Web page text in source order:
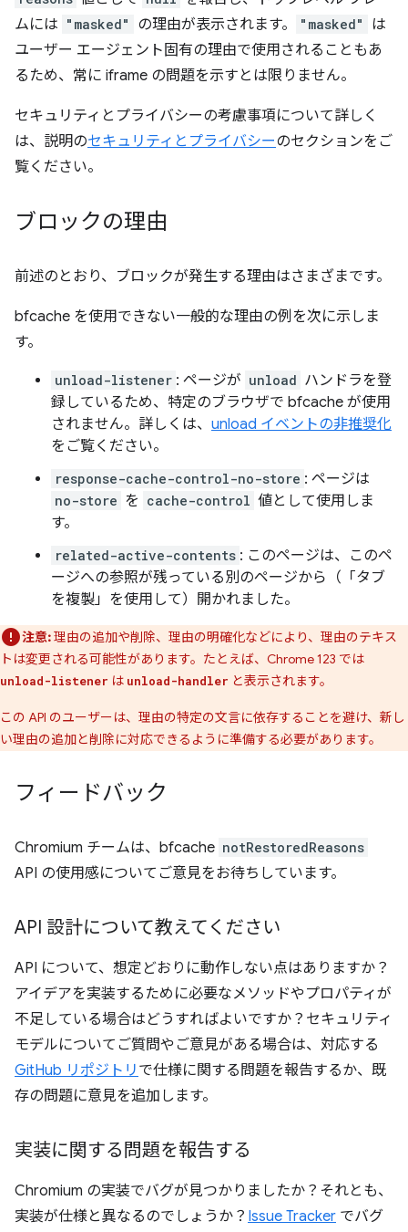
ムには "masked" の理由が表示されます。 "masked"
は
ユーザー エージェント固有の理由で使用されることもあ
るため、常に iframe の問題を示すとは限りません。
セキュリティとプライバシーの考慮事項について詳しく
は、説明のセキュリティとプライバシーのセクションをご
覧ください。
ブロックの理由
前述のとおり、ブロックが発生する理由はさまざまです。
bfcache を使用できない一般的な理由の例を次に示しま
す。
unload-listener : ページが unload ハンドラを登
録しているため、特定のブラウザで bfcache が使用
されません。詳しくは、 unload イベントの非推奨化
をご覧ください。
response-cache-control-no-store : ページは
no-store を cache-control 値として使用しま
す。
related-active-contents : このページは、このペ
ージへの参照が残っている別のページから（「タブ
を複製」を使用して）開かれました。
注意:理由の追加や削除、理由の明確化などにより、理由のテキス
トは変更される可能性があります。たとえば、Chrome 123 では
unload-listener は unload-handler と表示されます。
この API のユーザーは、理由の特定の文言に依存することを避け、新し
い理由の追加と削除に対応できるように準備する必要があります。
フィードバック
Chromium チームは、bfcache notRestoredReasons
API の使用感についてご意見をお待ちしています。
API 設計について教えてください
API について、想定どおりに動作しない点はありますか？
アイデアを実装するために必要なメソッドやプロパティが
不足している場合はどうすればよいですか？セキュリティ
モデルについてご質問やご意見がある場合は、対応する
GitHub リポジトリ で仕様に関する問題を報告するか、既
存の問題に意見を追加します。
実装に関する問題を報告する
Chromium の実装でバグが見つかりましたか？それとも、
実装が仕様と異なるのでしょうか？ Issue Tracker でバグ